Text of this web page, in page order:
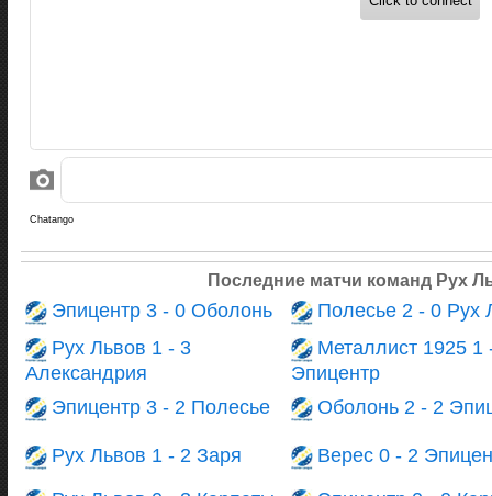
Последние матчи команд Рух
Эпицентр 3 - 0 Оболонь
Полесье 2 - 0 Рух
Рух Львов 1 - 3
Александрия
Металлист 1925 1
Эпицентр
Эпицентр 3 - 2 Полесье
Оболонь 2 - 2
Рух Львов 1 - 2 Заря
Верес 0 - 2